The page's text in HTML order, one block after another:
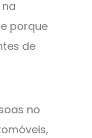
porque
de
no